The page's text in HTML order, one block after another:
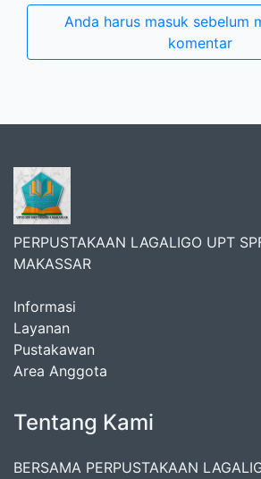
Anda harus masuk sebelum
komentar
PERPUSTAKAAN LAGALIGO UPT
MAKASSAR
Informasi
Layanan
Pustakawan
Area Anggota
Tentang Kami
BERSAMA PERPUSTAKAAN